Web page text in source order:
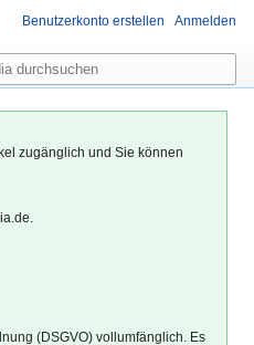
zugänglich und Sie können
(DSGVO) vollumfänglich. Es
Benutzerkonto erstellen Anmelden